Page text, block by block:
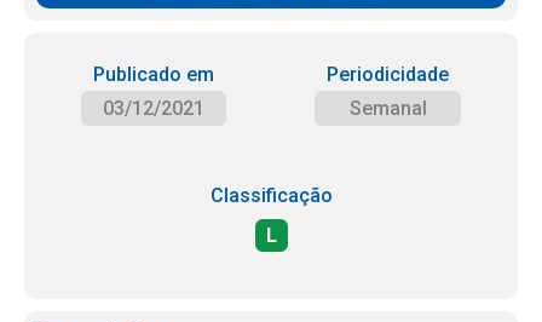
Publicado em
03/12/2021
Periodicidade
Semanal
Classificação
L